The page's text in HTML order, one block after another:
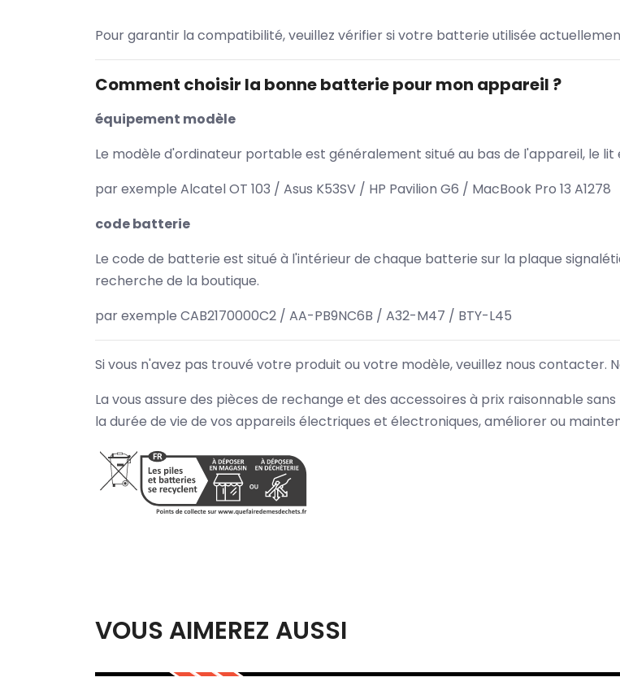
Pour garantir la compatibilité, veuillez vérifier si votre batterie utilisée
Comment choisir la bonne batterie pour mon appareil ?
équipement modèle
Le modèle d'ordinateur portable est généralement situé au bas de l'appareil, le
par exemple Alcatel OT 103 / Asus K53SV / HP Pavilion G6 / MacBook Pro 13 A1278
code batterie
Le code de batterie est situé à l'intérieur de chaque batterie sur la plaque
recherche de la boutique.
par exemple CAB2170000C2 / AA-PB9NC6B / A32-M47 / BTY-L45
Si vous n'avez pas trouvé votre produit ou votre modèle, veuillez nous contacter.
La vous assure des pièces de rechange et des accessoires à prix raisonnable
la durée de vie de vos appareils électriques et électroniques, améliorer ou
VOUS AIMEREZ AUSSI